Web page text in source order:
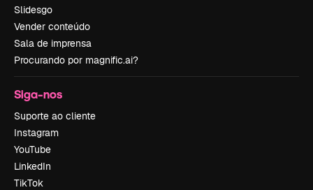
Slidesgo
Vender conteúdo
Sala de imprensa
Procurando por magnific.ai?
Siga-nos
Suporte ao cliente
Instagram
YouTube
LinkedIn
TikTok